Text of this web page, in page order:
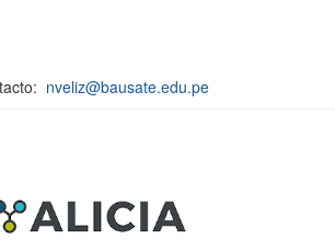
nveliz@bausate.edu.pe